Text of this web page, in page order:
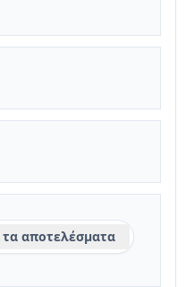
αποτελέσματα